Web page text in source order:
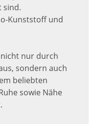
sind.
Kunststoff und
nur durch
sondern auch
beliebten
sowie Nähe